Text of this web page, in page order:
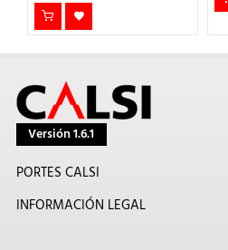
Versión 1.6.1
PORTES CALSI
INFORMACIÓN LEGAL